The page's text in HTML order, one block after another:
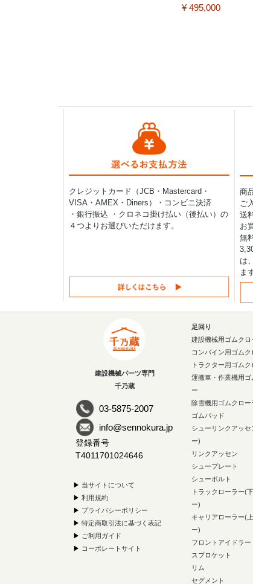
¥ 495,000
クレジットカード（JCB・Mastercard・
VISA・AMEX・Diners）・コンビニ決済
・銀行振込 ・クロネコ掛け払い（後払い）の
４つよりお選びいただけます。
商
ご
送
お
無
は
ま
建設機械パーツ専門
千乃蔵
03-5875-2007
info@sennokura.jp
登録番号
T4011701024646
▶ 当サイトについて
▶ 利用規約
▶ プライバシーポリシー
▶ 特定商取引法に基づく表記
▶ ご利用ガイド
▶ コーポレートサイト
足回り
建設機械用ゴムクロ
コンバイン用ゴムク
トラクター用ゴムク
運搬車・作業機用ゴ
ー
除雪機用ゴムクロー
ゴムパッド
シューリンクアッセ
ー)
リンクアッセン
シュープレート
シューボルト
トラックローラー(
ー)
キャリアローラー(
ー)
フロントアイドラー
スプロケット
リム
セグメント